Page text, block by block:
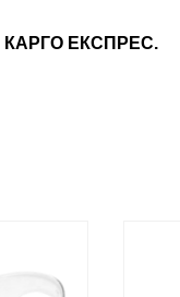
КАРГО ЕКСПРЕС.